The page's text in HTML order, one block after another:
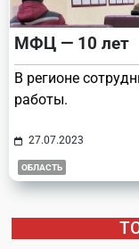
МФЦ — 10 лет
В регионе
работы.
27.07.2023
ОБЛАСТЬ